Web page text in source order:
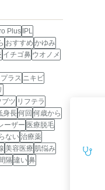
Plus IPL
おすすめ かゆみ
イチゴ鼻 ウオノメ
ラス ニキビ
ブツ リフテラ
身長何回 何歳から
ーザー 医療脱毛
ない治療薬
美容医療 肌悩み
隔 違い鼻